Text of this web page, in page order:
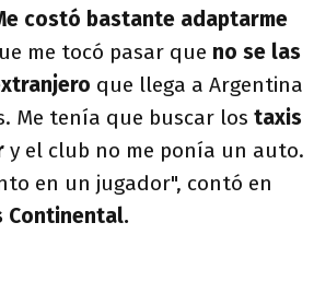
costó bastante adaptarme
me tocó pasar que no se las
que llega a Argentina
Me tenía que buscar los taxis
y el club no me ponía un auto.
en un jugador", contó en
Continental.